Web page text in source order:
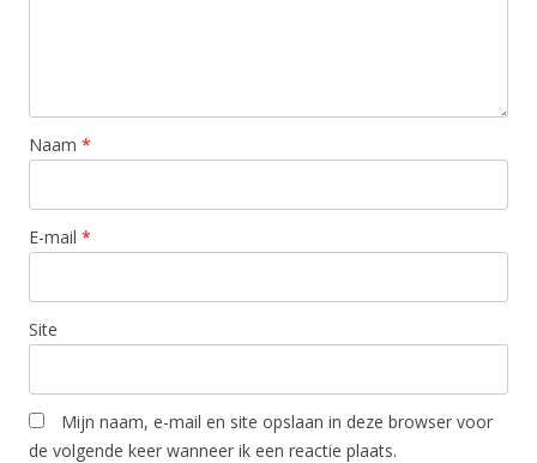
Naam *
E-mail *
Site
Mijn naam, e-mail en site opslaan in deze browser voor
de volgende keer wanneer ik een reactie plaats.